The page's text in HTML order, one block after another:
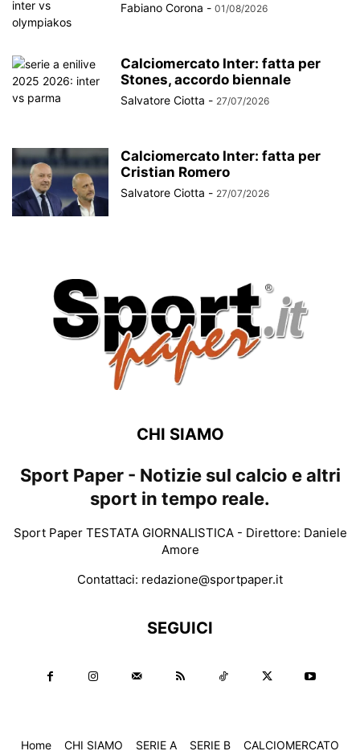
Fabiano Corona - 01/08/2026
Calciomercato Inter: fatta per
Stones, accordo biennale
Salvatore Ciotta - 27/07/2026
Calciomercato Inter: fatta per
Cristian Romero
Salvatore Ciotta - 27/07/2026
CHI SIAMO
Sport Paper - Notizie sul calcio e altri
sport in tempo reale.
Sport Paper TESTATA GIORNALISTICA - Direttore: Daniele
Amore
Contattaci: redazione@sportpaper.it
SEGUICI
Home CHI SIAMO SERIE A SERIE B CALCIOMERCATO